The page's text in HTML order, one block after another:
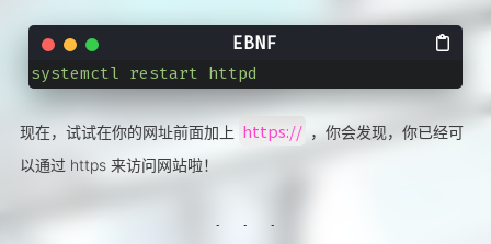
systemctl restart httpd
现在，试试在你的网址前面加上 https:// ，你会发现，你已经可
以通过 https 来访问网站啦！